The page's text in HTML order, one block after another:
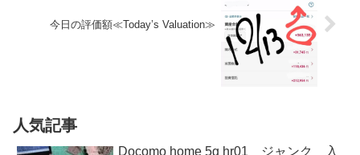
今日の評価額≪Today’s Valuation≫
人気記事
Docomo home 5g hr01 ジャンク 入